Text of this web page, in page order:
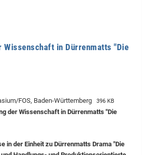
Wissenschaft in Dürrenmatts "Die
FOS, Baden-Württemberg 396 KB
der Wissenschaft in Dürrenmatts "Die
in der Einheit zu Dürrenmatts Drama "Die